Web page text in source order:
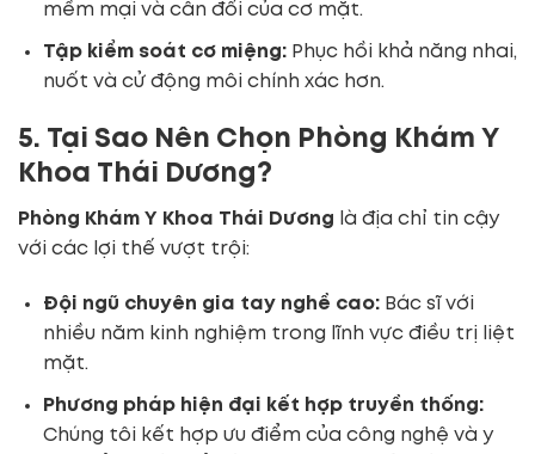
mềm mại và cân đối của cơ mặt.
Tập kiểm soát cơ miệng:Phục hồi khả năng nhai,
nuốt và cử động môi chính xác hơn.
5. Tại Sao Nên Chọn Phòng Khám Y
Khoa Thái Dương?
Phòng Khám Y Khoa Thái Dương là địa chỉ tin cậy
với các lợi thế vượt trội:
Đội ngũ chuyên gia tay nghề cao:Bác sĩ với
nhiều năm kinh nghiệm trong lĩnh vực điều trị liệt
mặt.
Phương pháp hiện đại kết hợp truyền thống:
Chúng tôi kết hợp ưu điểm của công nghệ và y